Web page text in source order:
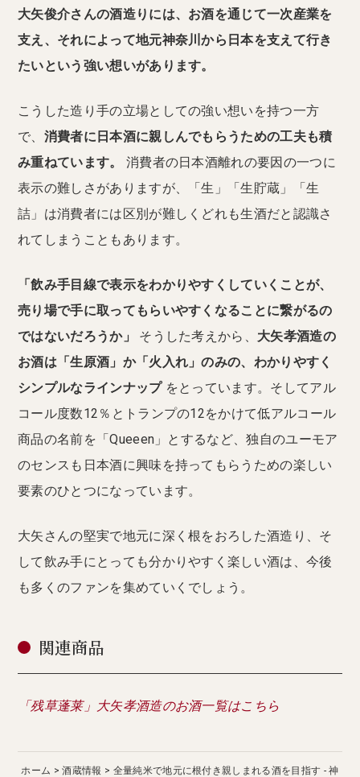
大矢俊介さんの酒造りには、お酒を通じて一次産業を
支え、それによって地元神奈川から日本を支えて行き
たいという強い想いがあります。
こうした造り手の立場としての強い想いを持つ一方
で、 消費者に日本酒に親しんでもらうための工夫も積
み重ねています。
消費者の日本酒離れの要因の一つに
表示の難しさがありますが、「生」「生貯蔵」「生
詰」は消費者には区別が難しくどれも生酒だと認識さ
れてしまうこともあります。
「飲み手目線で表示をわかりやすくしていくことが、
売り場で手に取ってもらいやすくなることに繋がるの
ではないだろうか」
そうした考えから、 大矢孝酒造の
お酒は「生原酒」か「火入れ」のみの、わかりやすく
シンプルなラインナップをとっています。そしてアル
コール度数12％とトランプの12をかけて低アルコール
商品の名前を「Queeen」とするなど、独自のユーモア
のセンスも日本酒に興味を持ってもらうための楽しい
要素のひとつになっています。
大矢さんの堅実で地元に深く根をおろした酒造り、そ
して飲み手にとっても分かりやすく楽しい酒は、今後
も多くのファンを集めていくでしょう。
関連商品
「残草蓬莱」大矢孝酒造のお酒一覧はこちら
ホーム 酒蔵情報
全量純米で地元に根付き親しまれる酒を目指す - 神